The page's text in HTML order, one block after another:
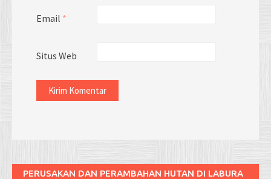
Email *
Situs Web
PERUSAKAN DAN PERAMBAHAN HUTAN DI LABURA